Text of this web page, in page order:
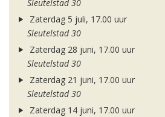
Sleutelstad 30
Zaterdag 5 juli, 17.00 uur
Sleutelstad 30
Zaterdag 28 juni, 17.00 uur
Sleutelstad 30
Zaterdag 21 juni, 17.00 uur
Sleutelstad 30
Zaterdag 14 juni, 17.00 uur